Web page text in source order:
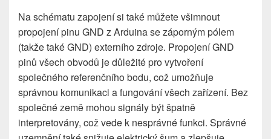
Na schématu zapojení si také můžete všimnout
propojení pinu GND z Arduina se záporným pólem
(takže také GND) externího zdroje. Propojení GND
pinů všech obvodů je důležité pro vytvoření
společného referenčního bodu, což umožňuje
správnou komunikaci a fungování všech zařízení. Bez
společné země mohou signály být špatně
interpretovány, což vede k nesprávné funkci. Správné